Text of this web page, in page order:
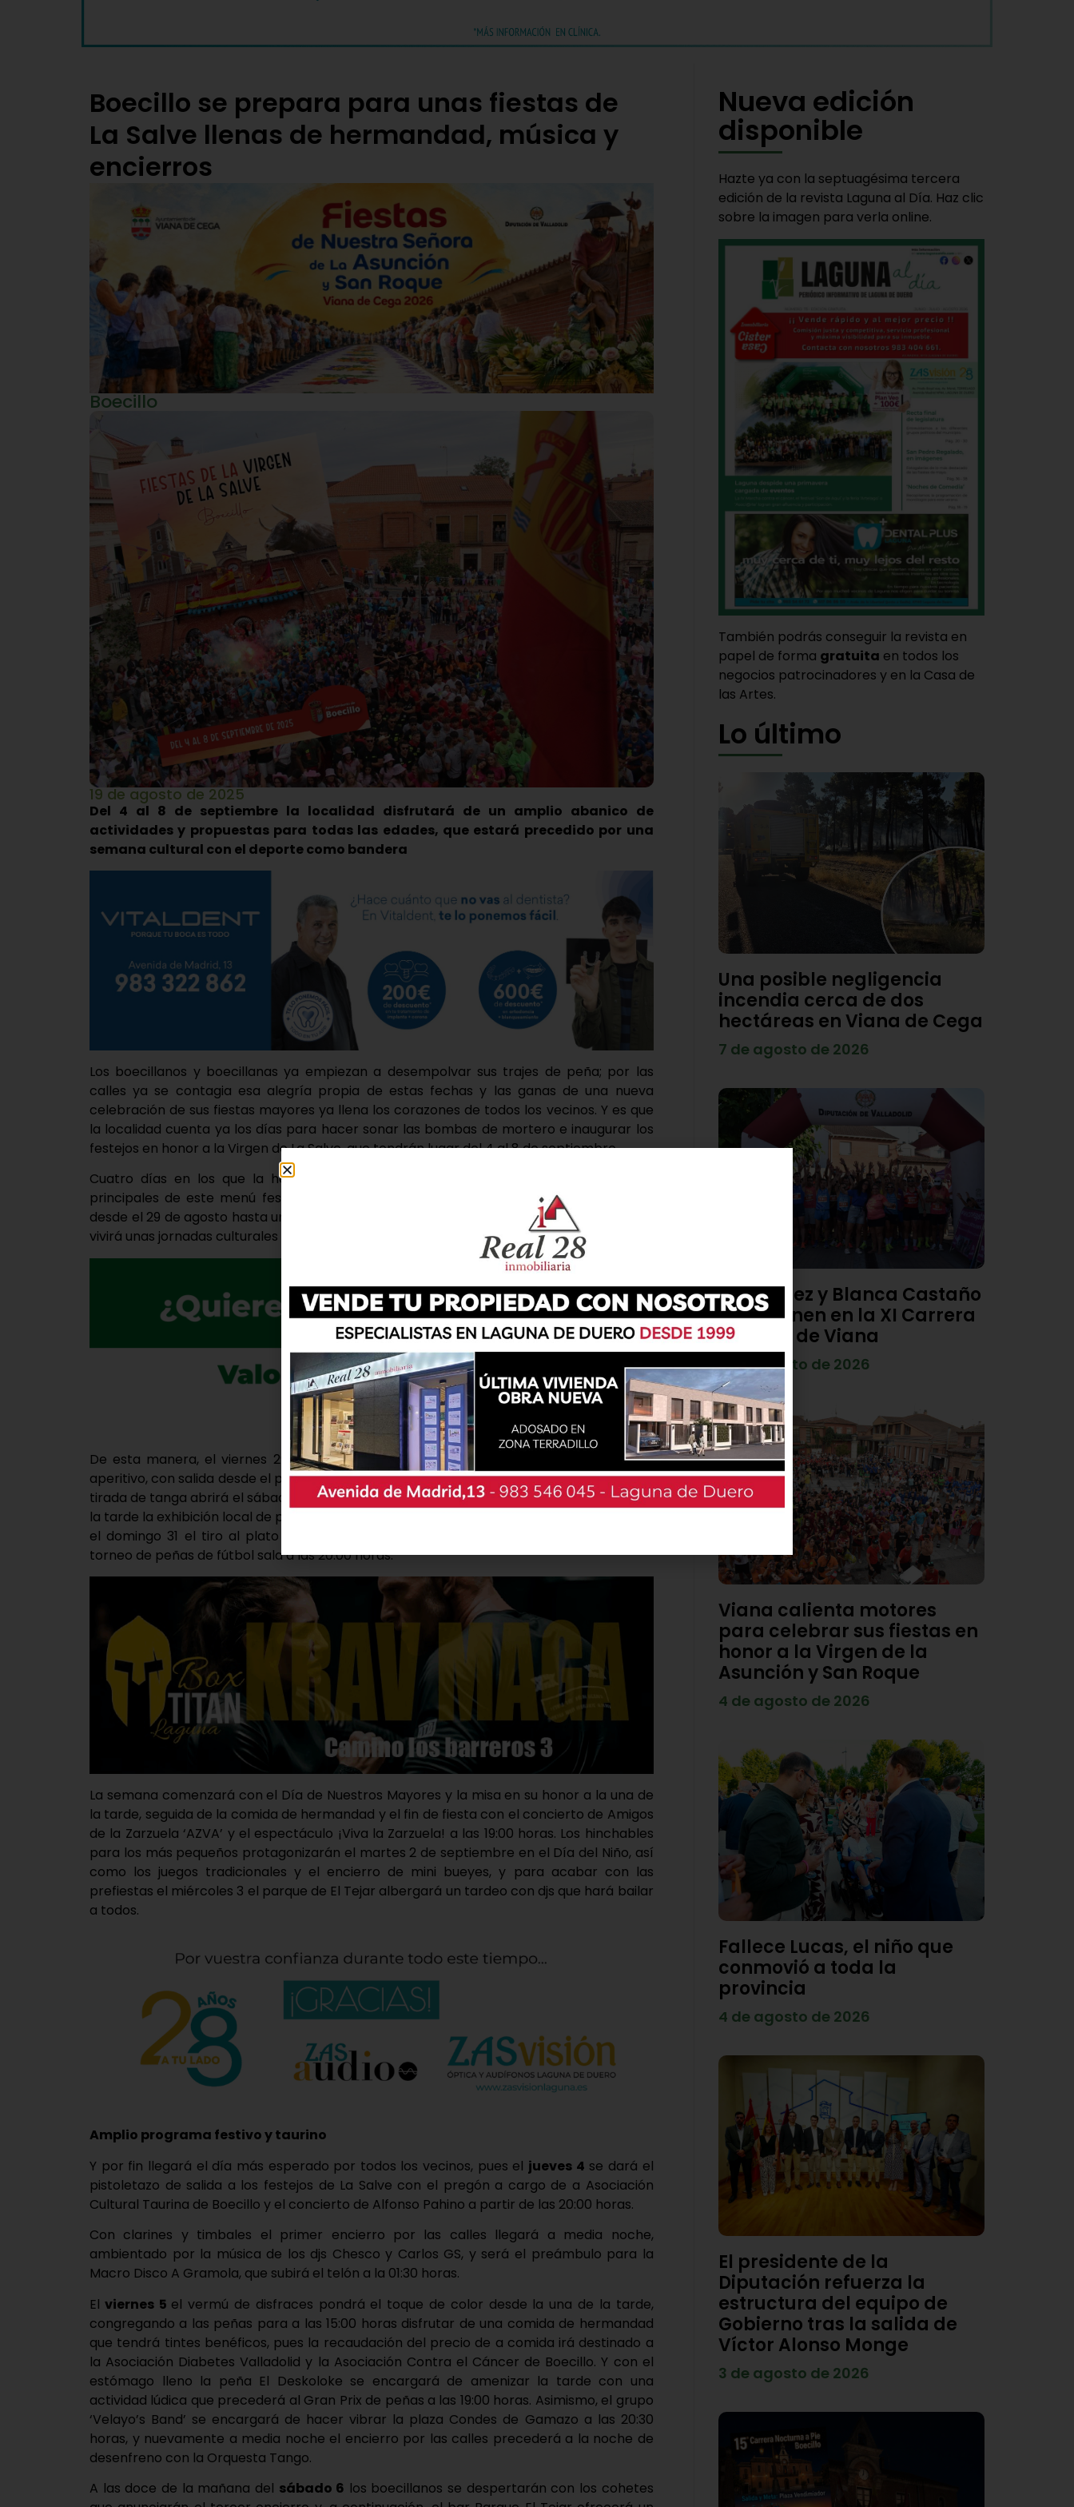
Boecillo se prepara para unas fiestas de
La Salve llenas de hermandad, música y
encierros
Boecillo
19 de agosto de 2025
Del 4 al 8 de septiembre la localidad disfrutará de un amplio abanico de
actividades y propuestas para todas las edades, que estará precedido por una
semana cultural con el deporte como bandera
Los boecillanos y boecillanas ya empiezan a desempolvar sus trajes de peña; por las
calles ya se contagia esa alegría propia de estas fechas y las ganas de una nueva
celebración de sus fiestas mayores ya llena los corazones de todos los vecinos. Y es que
la localidad cuenta ya los días para hacer sonar las bombas de mortero e inaugurar los
festejos en honor a la Virgen de La Salve, que tendrán lugar del 4 al 8 de septiembre.
Cuatro días en los que la hermandad, la música y la tauromaquia serán los platos
principales de este menú festivo, pero antes de disfrutar de cada jornada de jolgorio,
desde el 29 de agosto hasta un día antes del comienzo de las celebraciones, el municipio
vivirá unas jornadas culturales donde el deporte jugará un papel muy importante.
De esta manera, el viernes 29 de agosto la carrera nocturna ‘El Tejar’ será el primer
aperitivo, con salida desde el parque de El Tejar a las 20:00 horas. Por su parte, el día 30 la
tirada de tanga abrirá el sábado a las 10:00 horas en la plaza del Albero, mientras que por
la tarde la exhibición local de pelota mano centrará las miradas en el frontón municipal. Y
el domingo 31 el tiro al plato disparará la jornada, que se completará con la final del
torneo de peñas de fútbol sala a las 20:00 horas.
La semana comenzará con el Día de Nuestros Mayores y la misa en su honor a la una de
la tarde, seguida de la comida de hermandad y el fin de fiesta con el concierto de Amigos
de la Zarzuela ‘AZVA’ y el espectáculo ¡Viva la Zarzuela! a las 19:00 horas. Los hinchables
para los más pequeños protagonizarán el martes 2 de septiembre en el Día del Niño, así
como los juegos tradicionales y el encierro de mini bueyes, y para acabar con las
prefiestas el miércoles 3 el parque de El Tejar albergará un tardeo con djs que hará bailar
a todos.
Amplio programa festivo y taurino
Y por fin llegará el día más esperado por todos los vecinos, pues el jueves 4 se dará el
pistoletazo de salida a los festejos de La Salve con el pregón a cargo de a Asociación
Cultural Taurina de Boecillo y el concierto de Alfonso Pahino a partir de las 20:00 horas.
Con clarines y timbales el primer encierro por las calles llegará a media noche,
ambientado por la música de los djs Chesco y Carlos GS, y será el preámbulo para la
Macro Disco A Gramola, que subirá el telón a la 01:30 horas.
El viernes 5 el vermú de disfraces pondrá el toque de color desde la una de la tarde,
congregando a las peñas para a las 15:00 horas disfrutar de una comida de hermandad
que tendrá tintes benéficos, pues la recaudación del precio de a comida irá destinado a
la Asociación Diabetes Valladolid y la Asociación Contra el Cáncer de Boecillo. Y con el
estómago lleno la peña El Deskoloke se encargará de amenizar la tarde con una
actividad lúdica que precederá al Gran Prix de peñas a las 19:00 horas. Asimismo, el grupo
‘Velayo’s Band’ se encargará de hacer vibrar la plaza Condes de Gamazo a las 20:30
horas, y nuevamente a media noche el encierro por las calles precederá a la noche de
desenfreno con la Orquesta Tango.
A las doce de la mañana del sábado 6 los boecillanos se despertarán con los cohetes
Nueva edición
disponible
Hazte ya con la septuagésima tercera
edición de la revista Laguna al Día. Haz clic
sobre la imagen para verla online.
También podrás conseguir la revista en
papel de forma gratuita en todos los
negocios patrocinadores y en la Casa de
las Artes.
Lo último
Una posible negligencia
incendia cerca de dos
hectáreas en Viana de Cega
7 de agosto de 2026
Diego Díez y Blanca Castaño
se imponen en la XI Carrera
Popular de Viana
4 de agosto de 2026
Viana calienta motores
para celebrar sus fiestas en
honor a la Virgen de la
Asunción y San Roque
4 de agosto de 2026
Fallece Lucas, el niño que
conmovió a toda la
provincia
4 de agosto de 2026
El presidente de la
Diputación refuerza la
estructura del equipo de
Gobierno tras la salida de
Víctor Alonso Monge
3 de agosto de 2026